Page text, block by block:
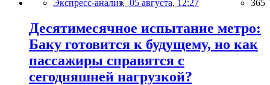
Экспресс-анализ, 05 августа, 12:27 365
Десятимесячное испытание метро:
Баку готовится к будущему, но как
пассажиры справятся с
сегодняшней нагрузкой?